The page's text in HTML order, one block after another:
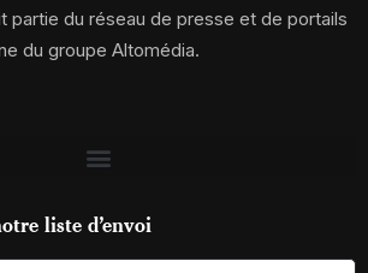
partie du réseau de presse et de portails
du groupe Altomédia.
liste d’envoi